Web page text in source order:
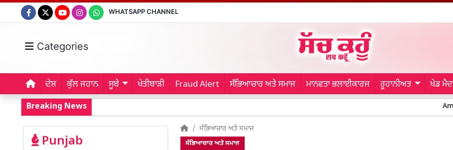
WHATSAPP CHANNEL
Categories
ਦੇਸ਼ ਕੁੱਲ ਜਹਾਨ ਸੂਬੇ ਖੇਤੀਬਾੜੀ Fraud Alert ਸੱਭਿਆਚਾਰ ਅਤੇ ਸਮਾਜ ਮਾਨਵਤਾ ਭਲਾਈਕਾਰਜ ਰੂਹਾਨੀਅਤ ਖੇਡ
Breaking News Amritsar
Punjab
ਸੱਭਿਆਚਾਰ ਅਤੇ ਸਮਾਜ
ਸੱਭਿਆਚਾਰ ਅਤੇ ਸਮਾਜ